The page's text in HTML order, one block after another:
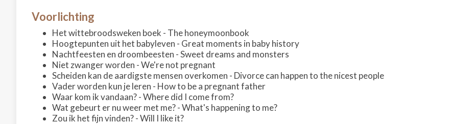
Voorlichting
Het wittebroodsweken boek - The honeymoonbook
Hoogtepunten uit het babyleven - Great moments in baby history
Nachtfeesten en droombeesten - Sweet dreams and monsters
Niet zwanger worden - We're not pregnant
Scheiden kan de aardigste mensen overkomen - Divorce can happen to the nicest people
Vader worden kun je leren - How to be a pregnant father
Waar kom ik vandaan? - Where did I come from?
Wat gebeurt er nu weer met me? - What's happening to me?
Zou ik het fijn vinden? - Will I like it?